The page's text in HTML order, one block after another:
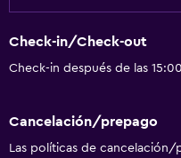
Check-in/Check-out
Check-in después de las
Cancelación/prepago
Las políticas de